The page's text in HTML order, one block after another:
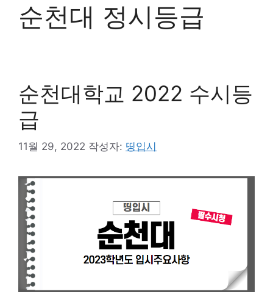
순천대 정시등급
순천대학교 2022 수시등
급
11월 29, 2022 작성자: 띵입시